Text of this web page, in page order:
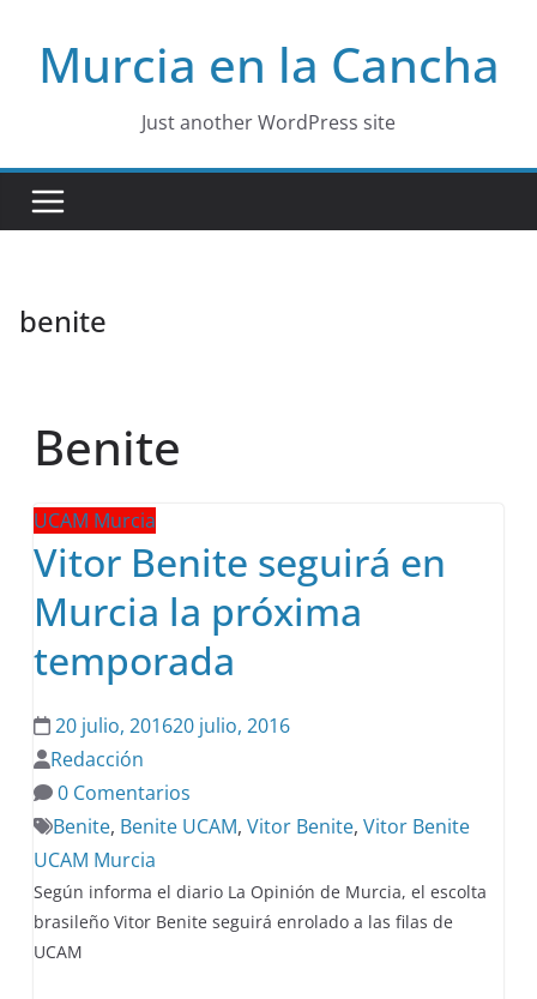
contentMurcia en la Cancha
Just another WordPress site
benite
Benite
UCAM Murcia
Vitor Benite seguirá en
Murcia la próxima
temporada
20 julio, 201620 julio, 2016
Redacción
0 Comentarios
Benite, Benite UCAM,Vitor Benite,Vitor Benite
UCAM Murcia
Según informa el diario La Opinión de Murcia, el escolta
brasileño Vitor Benite seguirá enrolado a las filas de
UCAM